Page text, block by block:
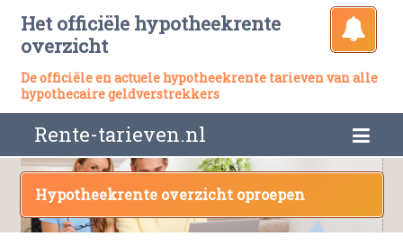
Het officiële hypotheekrente
overzicht
De officiële en actuele hypotheekrente tarieven van alle
hypothecaire geldverstrekkers
Rente-tarieven.nl
Hypotheekrente overzicht oproepen